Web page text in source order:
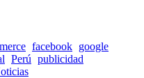
facebook google
Perú publicidad